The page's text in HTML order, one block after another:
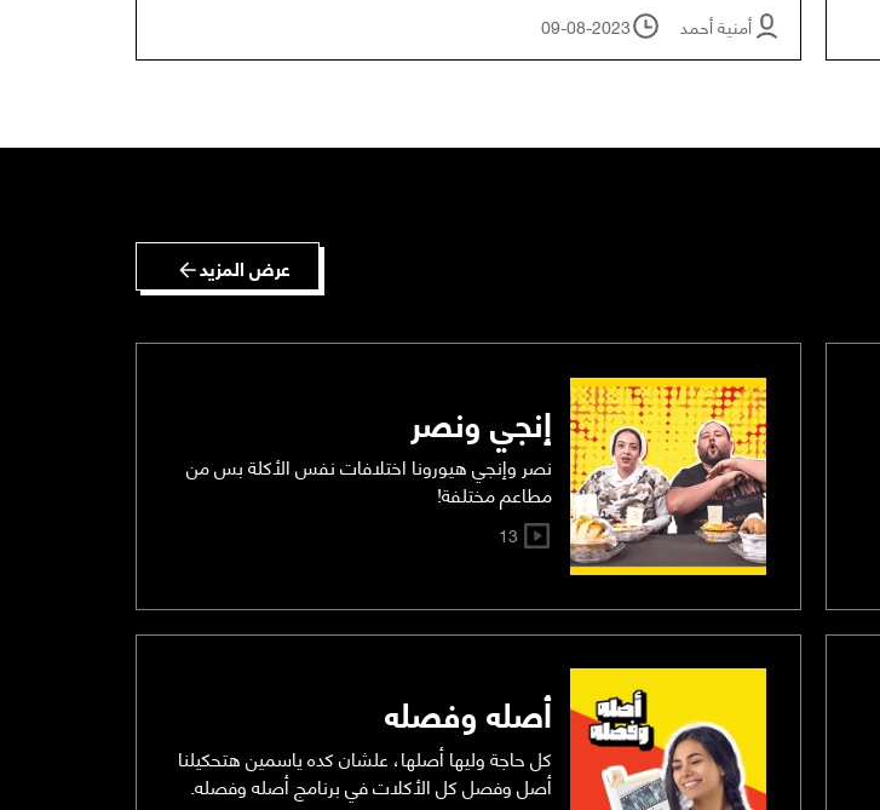
أمنية أحمد 09-08-2023
عرض المزيد
إنجي ونصر
نصر وإنجي هيورونا اختلافات نفس الأكلة بس من
مطاعم مختلفة!
13
أصله وفصله
كل حاجة وليها أصلها، علشان كده ياسمين هتحكيلنا
أصل وفصل كل الأكلات في برنامج أصله وفصله.